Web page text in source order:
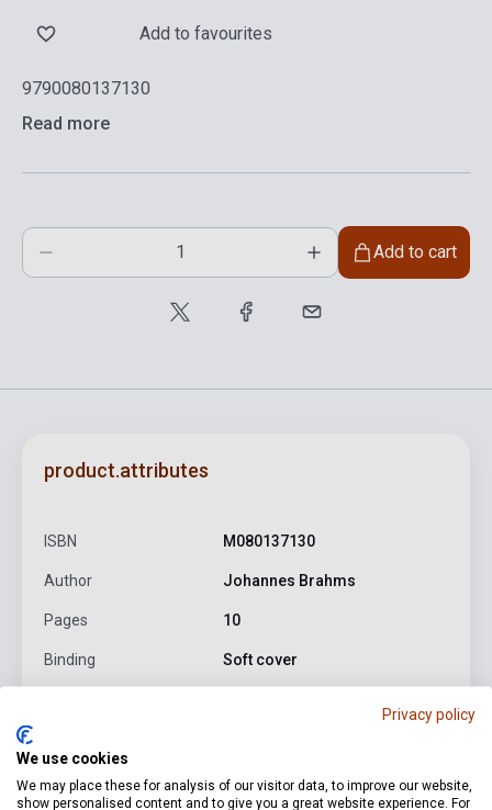
Add to favourites
9790080137130
Read more
Add to cart
product.attributes
ISBN M080137130
Author Johannes Brahms
Pages 10
Binding Soft cover
Format Sheet Music
Privacy policy
We use cookies
We may place these for analysis of our visitor data, to improve our website,
show personalised content and to give you a great website experience. For